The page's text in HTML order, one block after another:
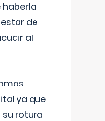
haberla
de
al
ya que
su rotura